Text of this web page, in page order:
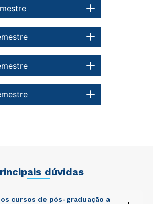
dúvidas
cursos de pós-graduação a